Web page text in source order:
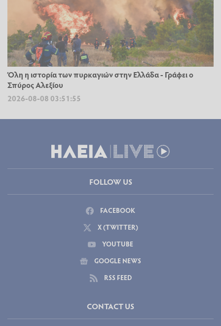
Όλη η ιστορία των πυρκαγιών στην Ελλάδα - Γράφει ο
Σπύρος Αλεξίου
2026-08-08 03:51:55
FOLLOW US
FACEBOOK
X (TWITTER)
YOUTUBE
GOOGLE NEWS
RSS FEED
CONTACT US